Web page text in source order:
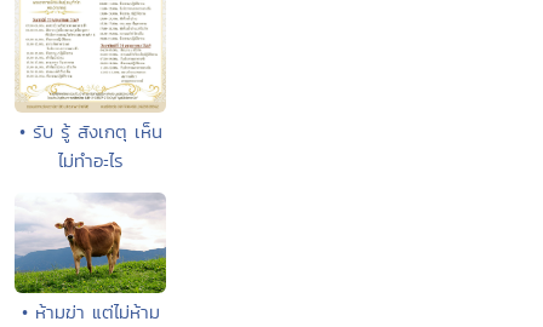
• รับ รู้ สังเกตุ เห็น
ไม่ทำอะไร
• ห้ามฆ่า แต่ไม่ห้าม